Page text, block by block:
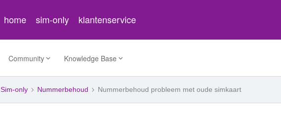
home sim-only klantenservice
Community Knowledge Base
Sim-only Nummerbehoud Nummerbehoud probleem met oude simkaart